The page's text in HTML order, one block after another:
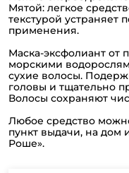
Мятой: легкое
текстурой устраняет
применения.
Маска-эксфолиант от
морскими
сухие волосы.
головы и тщательно
Волосы сохраняют
Любое средство
пункт выдачи, на
Роше».